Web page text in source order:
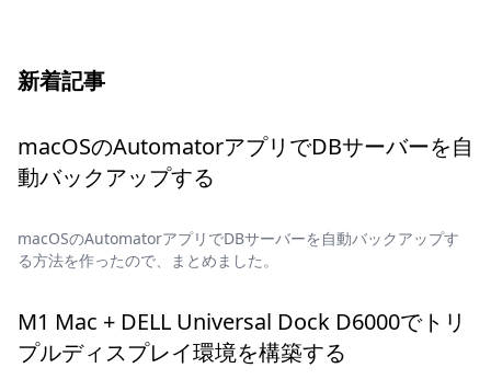
新着記事
macOSのAutomatorアプリでDBサーバーを自
動バックアップする
macOSのAutomatorアプリでDBサーバーを自動バックアップす
る方法を作ったので、まとめました。
M1 Mac + DELL Universal Dock D6000でトリ
プルディスプレイ環境を構築する